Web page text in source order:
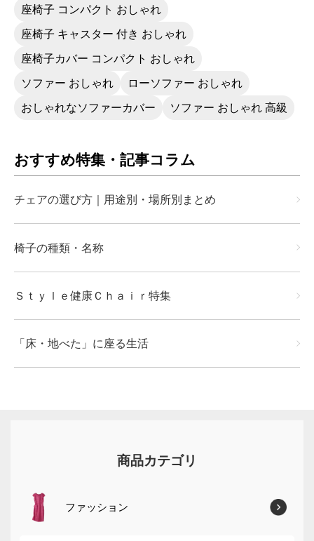
座椅子 コンパクト おしゃれ
座椅子 キャスター 付き おしゃれ
座椅子カバー コンパクト おしゃれ
ソファー おしゃれ ローソファー おしゃれ
おしゃれなソファーカバー ソファー おしゃれ 高級
おすすめ特集・記事コラム
チェアの選び方｜用途別・場所別まとめ
椅子の種類・名称
Ｓｔｙｌｅ健康Ｃｈａｉｒ特集
「床・地べた」に座る生活
商品カテゴリ
ファッション